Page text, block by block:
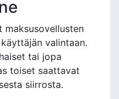
maksusovellusten
valintaan.
tai jopa
toiset saattavat
siirrosta.